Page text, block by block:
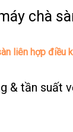
chà
liên hợp điều
& tần suất